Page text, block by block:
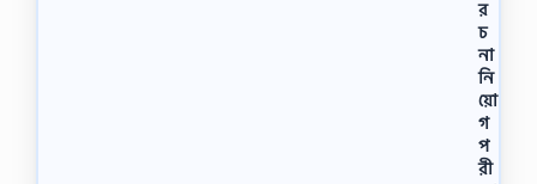
র
চ
না
নি
য়ো
গ
প
রী